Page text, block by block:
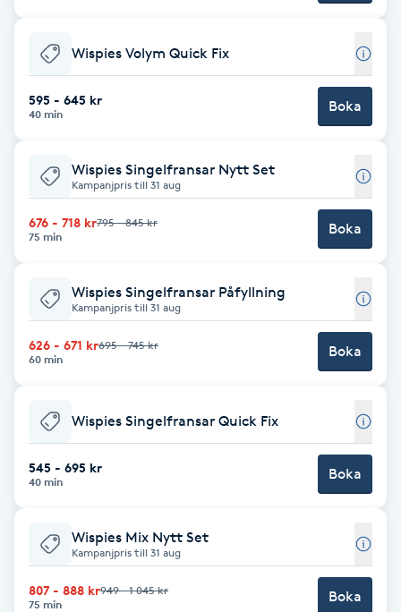
Hårborttagning
Hårbottenbehandling
Hårvård
Hälsa
Idrottsmassage
IPL hårborttagning
Japansk massage
Wispies Volym Quick Fix
595 - 645 kr
40 min Boka
Wispies Singelfransar Nytt Set
Kampanjpris till 31 aug
676 - 718 kr795 - 845 kr
75 min
Boka
Wispies Singelfransar Påfyllning
Kampanjpris till 31 aug
626 - 671 kr695 - 745 kr
60 min
Boka
Wispies Singelfransar Quick Fix
545 - 695 kr
40 min Boka
Wispies Mix Nytt Set
Kampanjpris till 31 aug
807 - 888 kr949 - 1 045 kr
75 min
Boka